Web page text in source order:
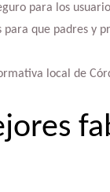
para los
que padres y
local de